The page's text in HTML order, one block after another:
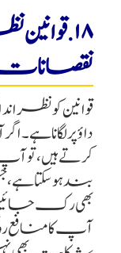
۱۸.
قوانین کو
داؤ پر لگانا
کرتے ہیں، تو
بند ہو
بھی رک
آپ کا منافع